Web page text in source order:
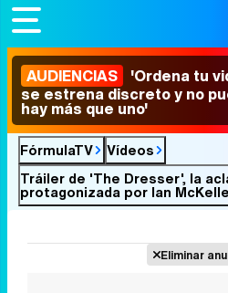
AUDIENCIAS 'Ordena tu
se estrena discreto y no
hay más que uno'
FórmulaTV
Vídeos
Tráiler de 'The Dresser', la
protagonizada por Ian
Eliminar